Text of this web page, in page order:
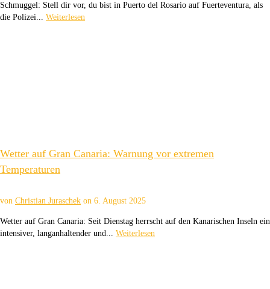
Schmuggel: Stell dir vor, du bist in Puerto del Rosario auf Fuerteventura, als
die Polizei... Weiterlesen
Wetter auf Gran Canaria: Warnung vor extremen
Temperaturen
von Christian Juraschek on 6. August 2025
Wetter auf Gran Canaria: Seit Dienstag herrscht auf den Kanarischen Inseln ein
intensiver, langanhaltender und... Weiterlesen